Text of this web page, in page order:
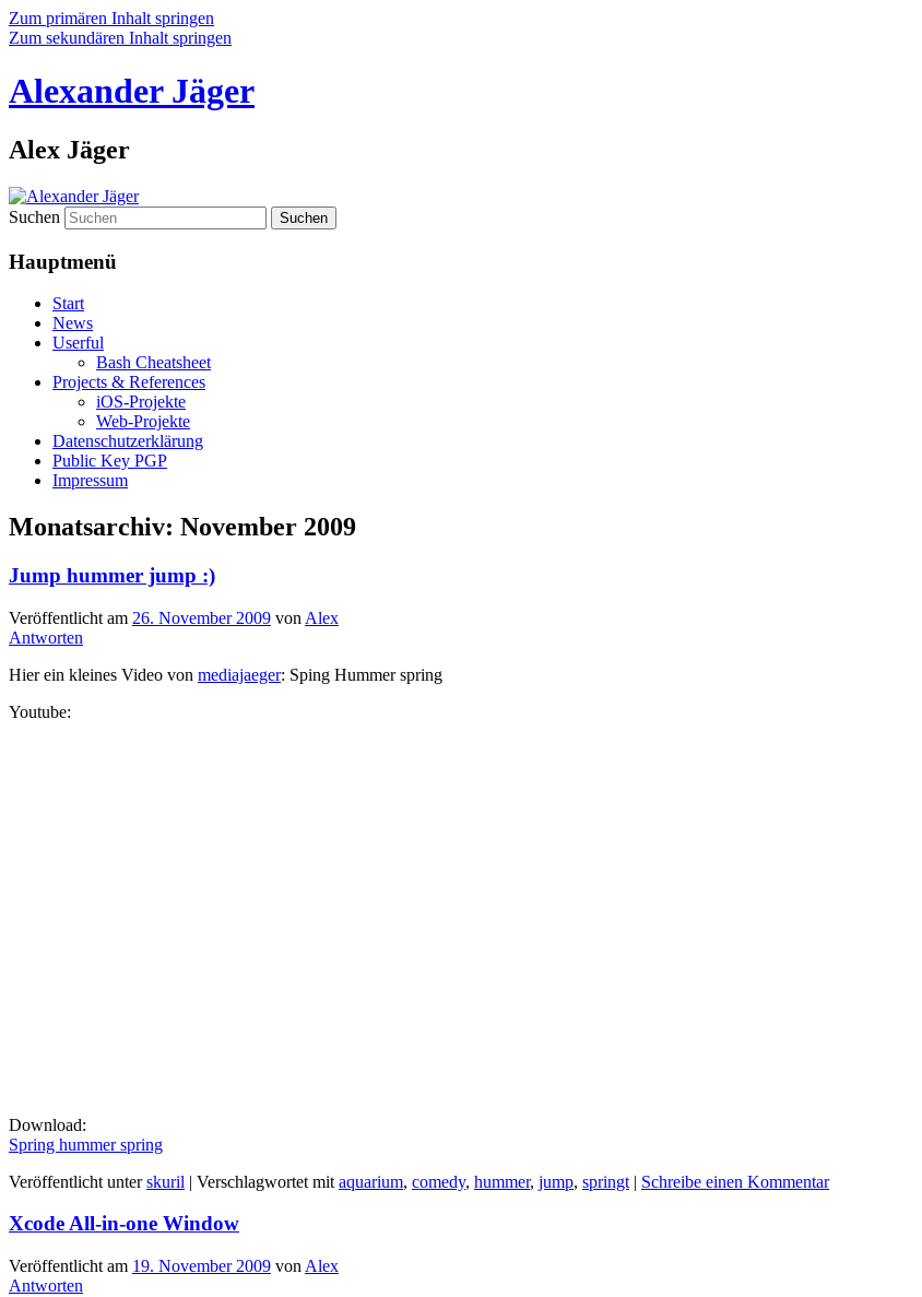
Zum primären Inhalt springen
Zum sekundären Inhalt springen
Alexander Jäger
Alex Jäger
Suchen
Hauptmenü
Start
News
Userful
Bash Cheatsheet
Projects & References
iOS-Projekte
Web-Projekte
Datenschutzerklärung
Public Key PGP
Impressum
Monatsarchiv: November 2009
Jump hummer jump :)
Veröffentlicht am 26. November 2009 von Alex
Antworten
Hier ein kleines Video von mediajaeger: Sping Hummer spring
Youtube:
Download:
Spring hummer spring
Veröffentlicht unter skuril | Verschlagwortet mit aquarium, comedy, hummer, jump, springt | Schreibe einen Kommentar
Xcode All-in-one Window
Veröffentlicht am 19. November 2009 von Alex
Antworten